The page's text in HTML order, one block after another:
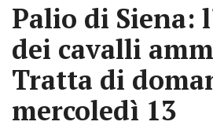
Palio di Siena:
dei cavalli
Tratta di
mercoledì 13